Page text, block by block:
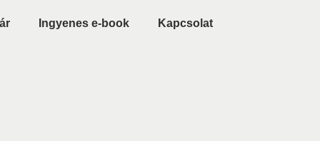
Ingyenes e-book Kapcsolat